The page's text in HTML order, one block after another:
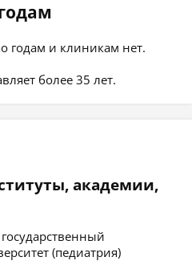
годам и клиникам нет.
более 35 лет.
академии,
(педиатрия)